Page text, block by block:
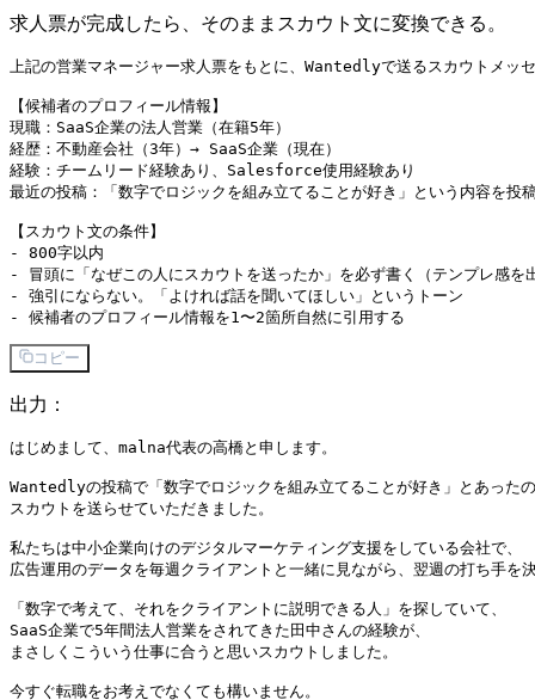
求人票が完成したら、そのままスカウト文に変換できる。
上記の営業マネージャー求人票をもとに、Wantedlyで送るスカウトメッ
【候補者のプロフィール情報】
現職：SaaS企業の法人営業（在籍5年）
経歴：不動産会社（3年）→ SaaS企業（現在）
経験：チームリード経験あり、Salesforce使用経験あり
最近の投稿：「数字でロジックを組み立てることが好き」という内容を投
【スカウト文の条件】
- 800字以内
- 冒頭に「なぜこの人にスカウトを送ったか」を必ず書く（テンプレ感を
- 強引にならない。「よければ話を聞いてほしい」というトーン
コピー
出力：
はじめまして、malna代表の高橋と申します。
Wantedlyの投稿で「数字でロジックを組み立てることが好き」とあった
スカウトを送らせていただきました。
私たちは中小企業向けのデジタルマーケティング支援をしている会社で、
広告運用のデータを毎週クライアントと一緒に見ながら、翌週の打ち手を
「数字で考えて、それをクライアントに説明できる人」を探していて、
SaaS企業で5年間法人営業をされてきた田中さんの経験が、
まさしくこういう仕事に合うと思いスカウトしました。
今すぐ転職をお考えでなくても構いません。